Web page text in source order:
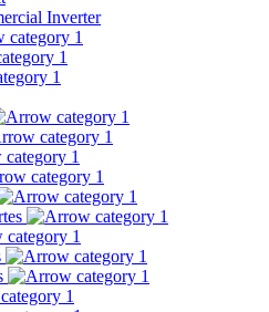
Inverter